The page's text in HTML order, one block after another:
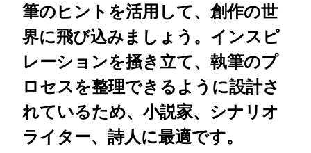
筆のヒントを活用して、創作の世
界に飛び込みましょう。インスピ
レーションを掻き立て、執筆のプ
ロセスを整理できるように設計さ
れているため、小説家、シナリオ
ライター、詩人に最適です。